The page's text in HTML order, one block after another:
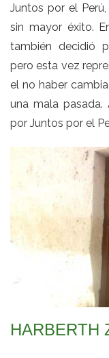
Juntos por el
sin mayor éxito.
también decidió
pero esta vez
el no haber
una mala
por Juntos por el
HARBERTH